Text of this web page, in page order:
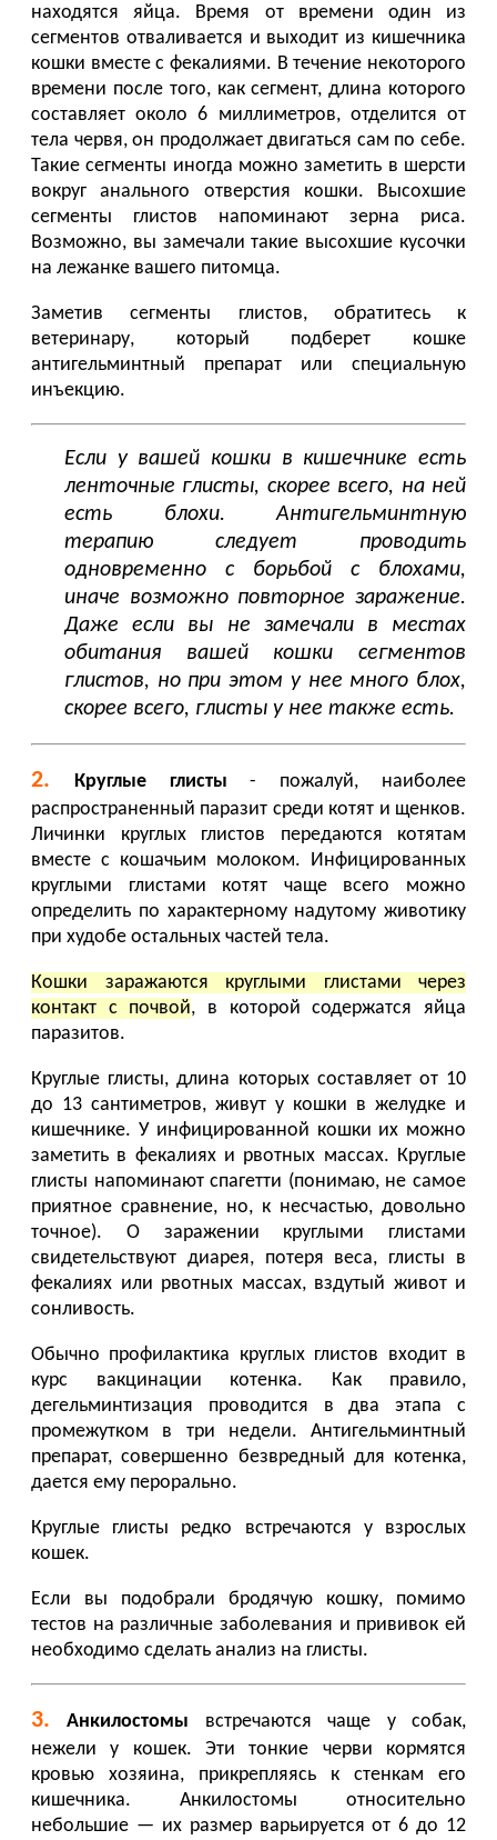
находятся яйца. Время от времени один из
сегментов отваливается и выходит из кишечника
кошки вместе с фекалиями. В течение некоторого
времени после того, как сегмент, длина которого
составляет около 6 миллиметров, отделится от
тела червя, он продолжает двигаться сам по себе.
Такие сегменты иногда можно заметить в шерсти
вокруг анального отверстия кошки. Высохшие
сегменты глистов напоминают зерна риса.
Возможно, вы замечали такие высохшие кусочки
на лежанке вашего питомца.
Заметив сегменты глистов, обратитесь к
ветеринару, который подберет кошке
антигельминтный препарат или специальную
инъекцию.
Если у вашей кошки в кишечнике есть
ленточные глисты, скорее всего, на ней
есть блохи. Антигельминтную
терапию следует проводить
одновременно с борьбой с блохами,
иначе возможно повторное заражение.
Даже если вы не замечали в местах
обитания вашей кошки сегментов
глистов, но при этом у нее много блох,
скорее всего, глисты у нее также есть.
2. Круглые глисты - пожалуй, наиболее
распространенный паразит среди котят и щенков.
Личинки круглых глистов передаются котятам
вместе с кошачьим молоком. Инфицированных
круглыми глистами котят чаще всего можно
определить по характерному надутому животику
при худобе остальных частей тела.
Кошки заражаются круглыми глистами через
контакт с почвой, в которой содержатся яйца
паразитов.
Круглые глисты, длина которых составляет от 10
до 13 сантиметров, живут у кошки в желудке и
кишечнике. У инфицированной кошки их можно
заметить в фекалиях и рвотных массах. Круглые
глисты напоминают спагетти (понимаю, не самое
приятное сравнение, но, к несчастью, довольно
точное). О заражении круглыми глистами
свидетельствуют диарея, потеря веса, глисты в
фекалиях или рвотных массах, вздутый живот и
сонливость.
Обычно профилактика круглых глистов входит в
курс вакцинации котенка. Как правило,
дегельминтизация проводится в два этапа с
промежутком в три недели. Антигельминтный
препарат, совершенно безвредный для котенка,
дается ему перорально.
Круглые глисты редко встречаются у взрослых
кошек.
Если вы подобрали бродячую кошку, помимо
тестов на различные заболевания и прививок ей
необходимо сделать анализ на глисты.
3.Анкилостомы встречаются чаще у собак,
нежели у кошек. Эти тонкие черви кормятся
кровью хозяина, прикрепляясь к стенкам его
кишечника. Анкилостомы относительно
небольшие — их размер варьируется от 6 до 12